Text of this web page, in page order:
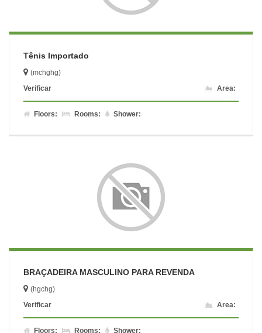
Tênis Importado
(mchghg)
Verificar
Area:
Floors: Rooms: Shower:
BRAÇADEIRA MASCULINO PARA REVENDA
(hgchg)
Verificar
Area:
Floors: Rooms: Shower: